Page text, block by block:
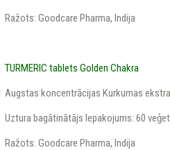
Ražots: Goodcare Pharma, Indija
TURMERIC tablets Golden Chakra
Augstas koncentrācijas Kurkumas
Uztura bagātinātājs Iepakojums: 60
Ražots: Goodcare Pharma, Indija